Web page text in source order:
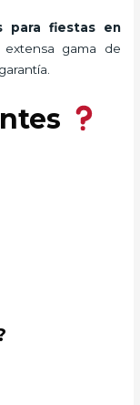
para fiestas
en
gama de